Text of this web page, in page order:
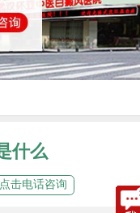
什么
点击电话咨询